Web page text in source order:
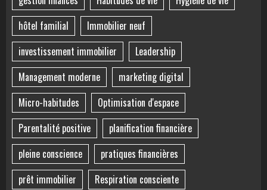
hôtel familial
Immobilier neuf
investissement immobilier
Leadership
Management moderne
marketing digital
Micro-habitudes
Optimisation d'espace
Parentalité positive
planification financière
pleine conscience
pratiques financières
prêt immobilier
Respiration consciente